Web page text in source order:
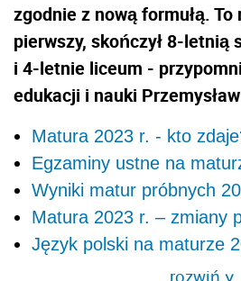
zgodnie z nową formułą.
pierwszy, skończył 8-letnią
i 4-letnie liceum -
edukacji i nauki
Matura 2023 r. - kto
Egzaminy ustne na
Wyniki matur próbnych
Matura 2023 r. – zmiany
Język polski na maturze
rozwiń>